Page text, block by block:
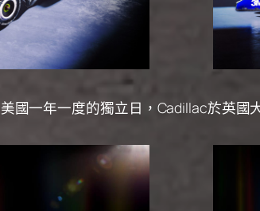
國一年一度的獨立日，Cadillac於英國